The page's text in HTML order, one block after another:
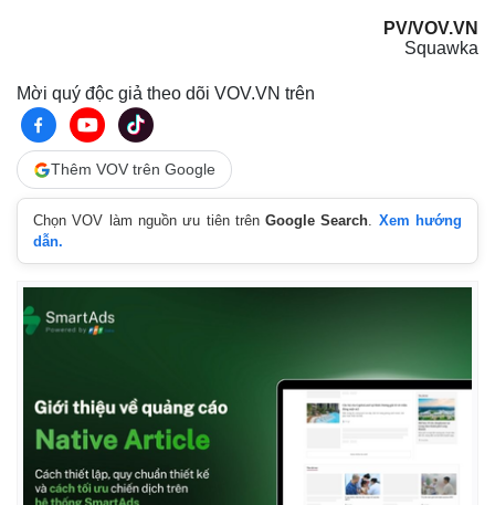
Pháp luật
Vụ án
Tin nóng
Tư vấn luật
PV/VOV.VN
Squawka
Mời quý độc giả theo dõi VOV.VN trên
Thêm VOV trên Google
Chọn VOV làm nguồn ưu tiên trênGoogle Search. Xem hướng
dẫn.